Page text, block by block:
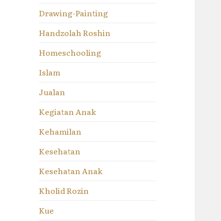
Drawing-Painting
Handzolah Roshin
Homeschooling
Islam
Jualan
Kegiatan Anak
Kehamilan
Kesehatan
Kesehatan Anak
Kholid Rozin
Kue